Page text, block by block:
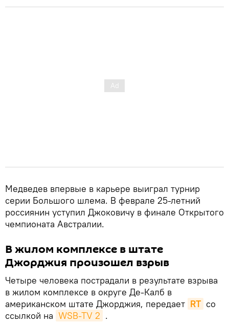
Медведев впервые в карьере выиграл турнир
серии Большого шлема. В феврале 25-летний
россиянин уступил Джоковичу в финале Открытого
чемпионата Австралии.
В жилом комплексе в штате
Джорджия произошел взрыв
Четыре человека пострадали в результате взрыва
в жилом комплексе в округе Де-Калб в
американском штате Джорджия, передает RT со
ссылкой на WSB-TV 2 .